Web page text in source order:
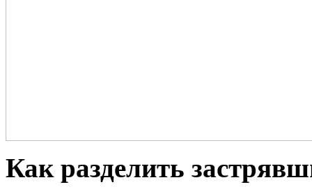
Как разделить